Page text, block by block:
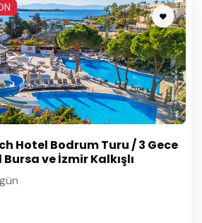
Hotel Bodrum Turu / 3 Gece
ve İzmir Kalkışlı